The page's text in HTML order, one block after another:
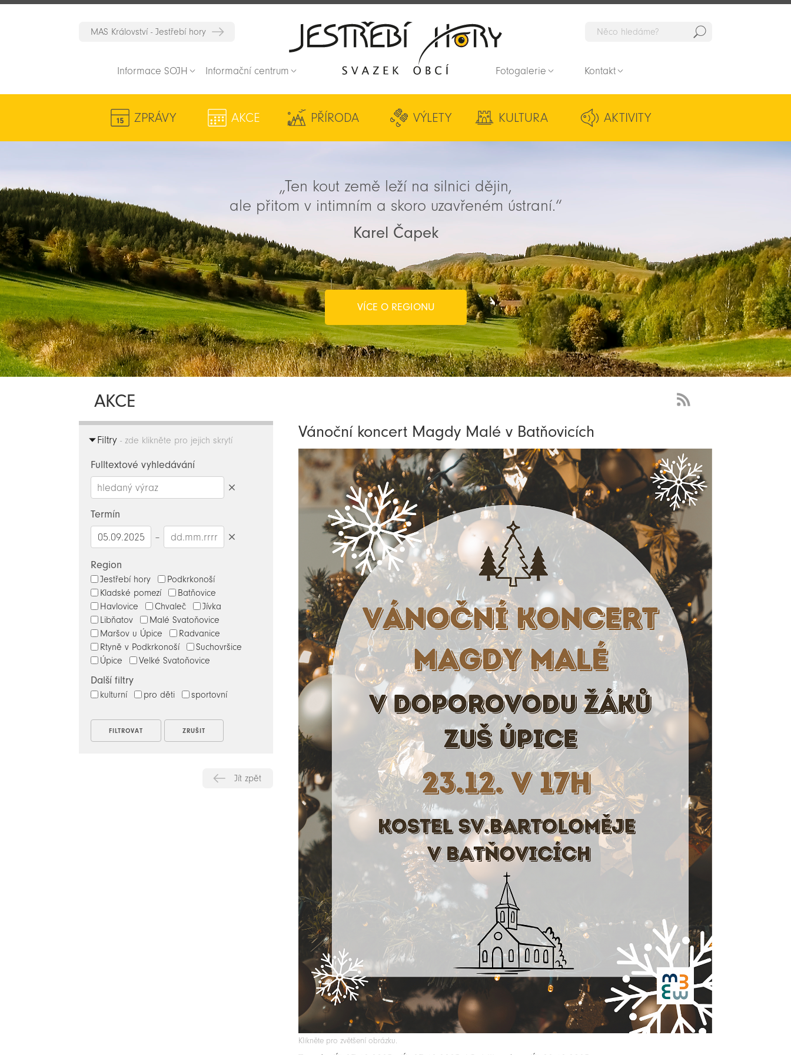
MAS Království - Jestřebí hory
Informace SOJH Informační centrum Fotogalerie Kontakt
ZPRÁVY AKCE PŘÍRODA VÝLETY KULTURA AKTIVITY
„Ten kout země leží na silnici dějin,
ale přitom v intimním a skoro uzavřeném ústraní.“
Karel Čapek
VÍCE O REGIONU
AKCE
novinky
Filtry - zde klikněte pro jejich skrytí
Fulltextové vyhledávání
Termín
–
Region
Jestřebí hory
Podkrkonoší
Kladské pomezí
Batňovice
Havlovice
Chvaleč
Jívka
Libňatov
Malé Svatoňovice
Maršov u Úpice
Radvanice
Rtyně v Podkrkonoší
Suchovršice
Úpice
Velké Svatoňovice
Další filtry
kulturní pro děti sportovní
Jít zpět
Vánoční koncert Magdy Malé v Batňovicích
Klikněte pro zvětšení obrázku.